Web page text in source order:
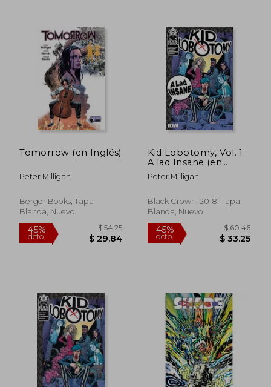
dcto.
45%
dcto.
Tomorrow (en Inglés)
Peter Milligan
Berger Books, Tapa
Blanda, Nuevo
Kid Lobotomy, Vol. 1:
A lad Insane (en
Inglés)
Peter Milligan
Black Crown, 2018, Tapa
Blanda, Nuevo